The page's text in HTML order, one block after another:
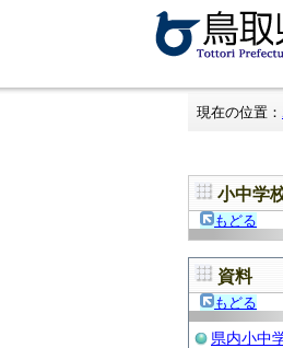
現在の位置：
小中学
もどる
資料
もどる
県内小中